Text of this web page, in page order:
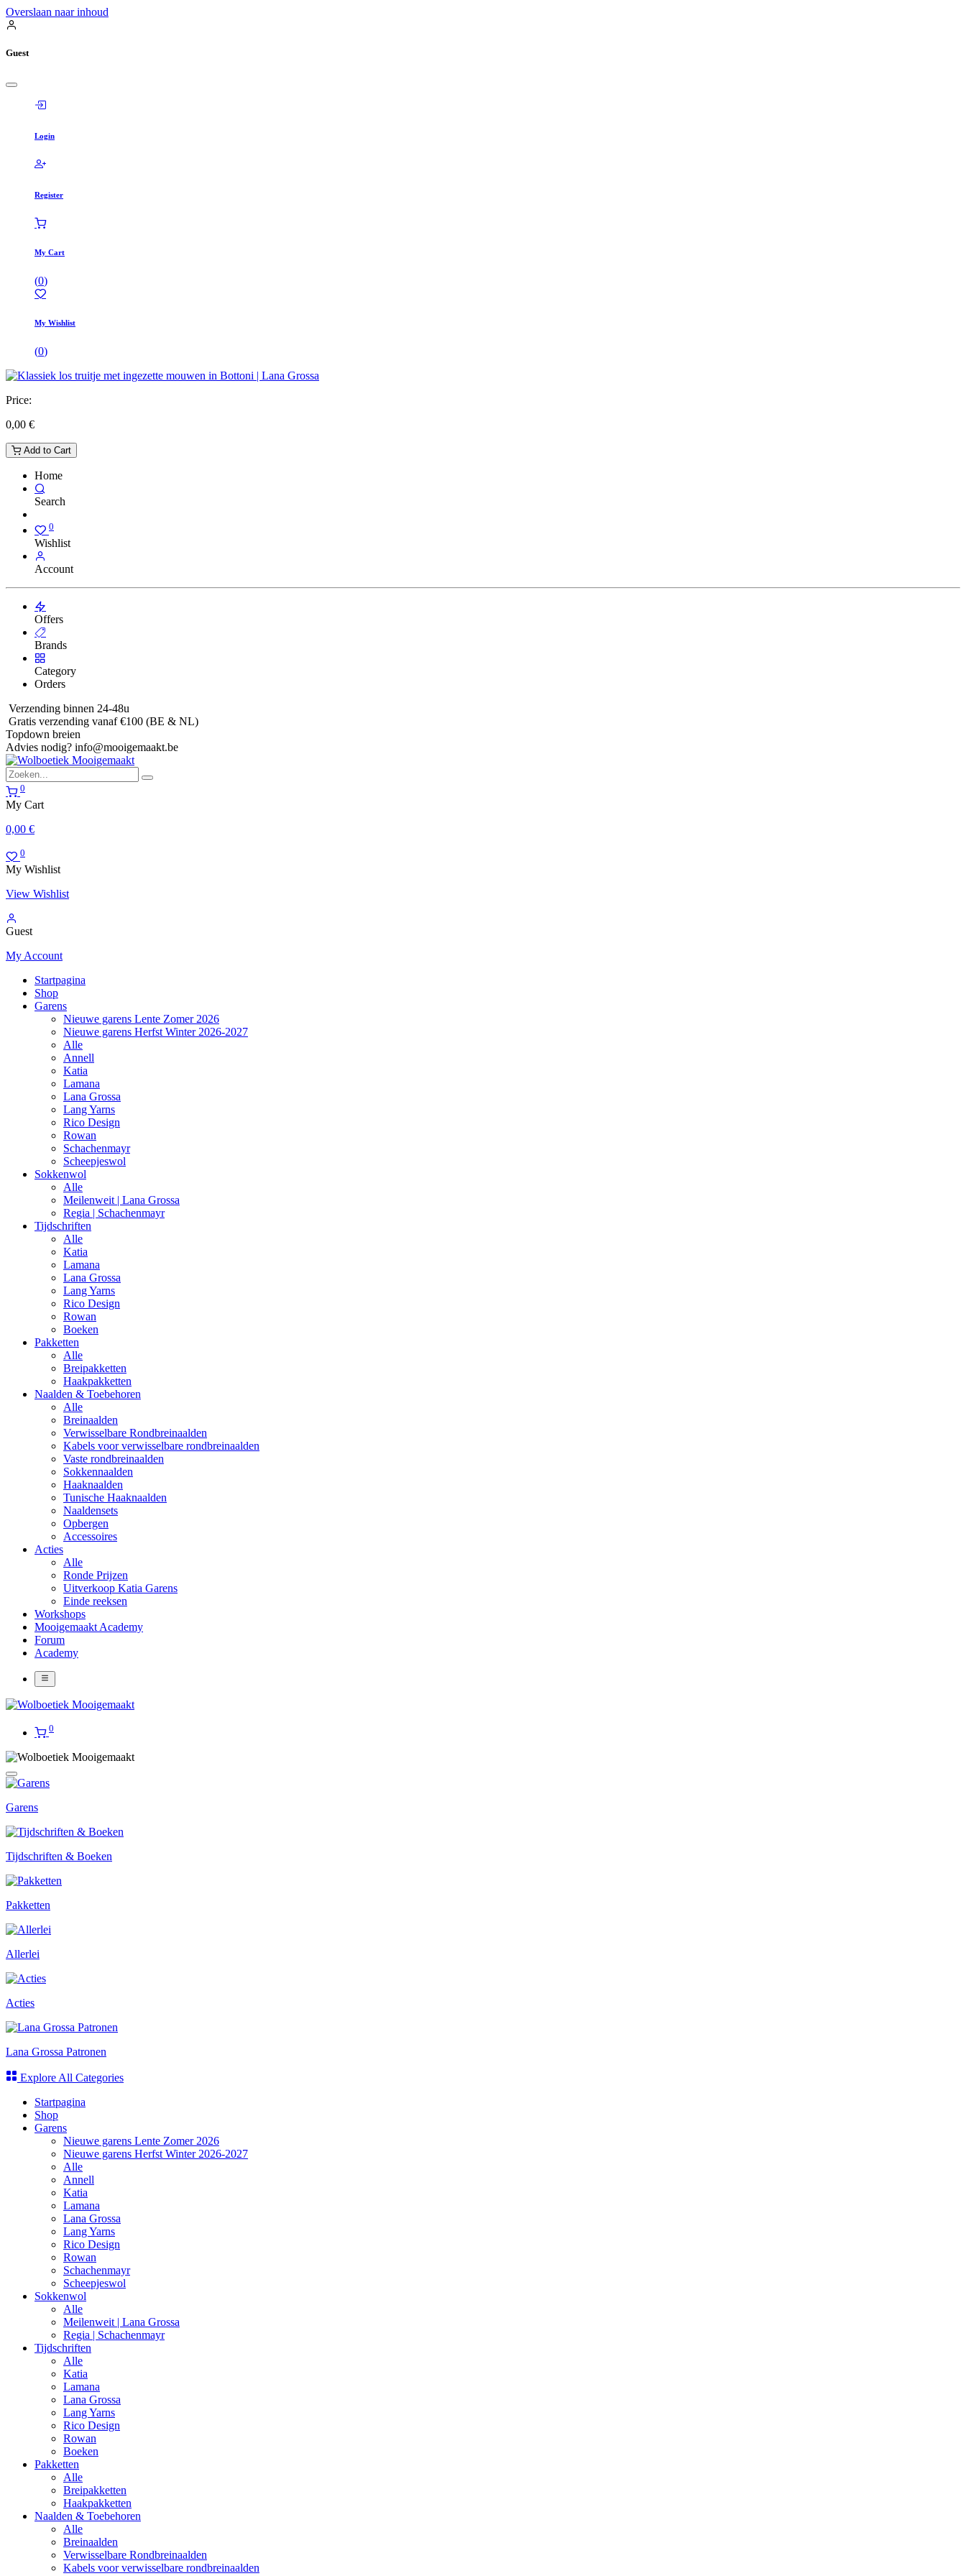
Overslaan naar inhoud
Guest
Login
Register
My Cart
(0)
My Wishlist
(0)
Price:
0,00 €
Add to Cart
Home
Search
0
Wishlist
Account
Offers
Brands
Category
Orders
Verzending binnen 24-48u
Gratis verzending vanaf €100 (BE & NL)
Topdown breien
Advies nodig? info@mooigemaakt.be
0
My Cart
0,00 €
0
My Wishlist
View Wishlist
Guest
My Account
Startpagina
Shop
Garens
Nieuwe garens Lente Zomer 2026
Nieuwe garens Herfst Winter 2026-2027
Alle
Annell
Katia
Lamana
Lana Grossa
Lang Yarns
Rico Design
Rowan
Schachenmayr
Scheepjeswol
Sokkenwol
Alle
Meilenweit | Lana Grossa
Regia | Schachenmayr
Tijdschriften
Alle
Katia
Lamana
Lana Grossa
Lang Yarns
Rico Design
Rowan
Boeken
Pakketten
Alle
Breipakketten
Haakpakketten
Naalden & Toebehoren
Alle
Breinaalden
Verwisselbare Rondbreinaalden
Kabels voor verwisselbare rondbreinaalden
Vaste rondbreinaalden
Sokkennaalden
Haaknaalden
Tunische Haaknaalden
Naaldensets
Opbergen
Accessoires
Acties
Alle
Ronde Prijzen
Uitverkoop Katia Garens
Einde reeksen
Workshops
Mooigemaakt Academy
Forum
Academy
0
Garens
Tijdschriften & Boeken
Pakketten
Allerlei
Acties
Lana Grossa Patronen
Explore All Categories
Startpagina
Shop
Garens
Nieuwe garens Lente Zomer 2026
Nieuwe garens Herfst Winter 2026-2027
Alle
Annell
Katia
Lamana
Lana Grossa
Lang Yarns
Rico Design
Rowan
Schachenmayr
Scheepjeswol
Sokkenwol
Alle
Meilenweit | Lana Grossa
Regia | Schachenmayr
Tijdschriften
Alle
Katia
Lamana
Lana Grossa
Lang Yarns
Rico Design
Rowan
Boeken
Pakketten
Alle
Breipakketten
Haakpakketten
Naalden & Toebehoren
Alle
Breinaalden
Verwisselbare Rondbreinaalden
Kabels voor verwisselbare rondbreinaalden